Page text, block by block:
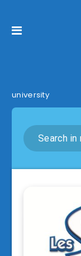
university